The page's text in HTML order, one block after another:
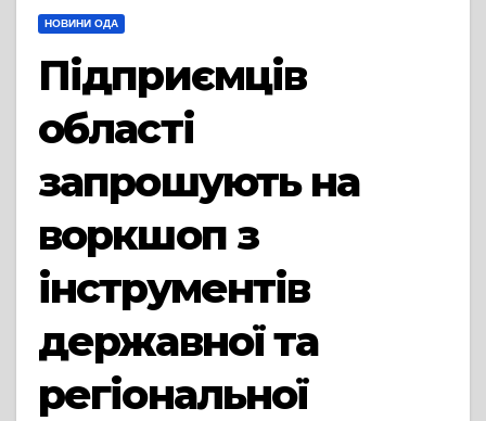
НОВИНИ ОДА
Підприємців
області
запрошують на
воркшоп з
інструментів
державної та
регіональної